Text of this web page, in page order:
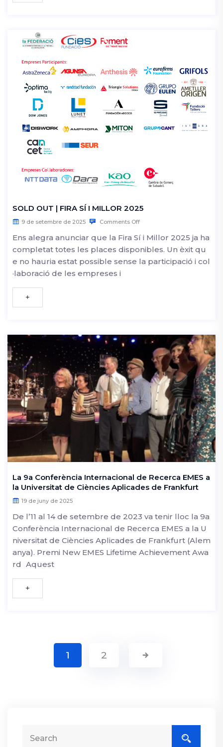
SOLD OUT | FIRA SÍ I MILLOR 2025
9 de setembre de 2025 Comments Off
Ens alegra anunciar que la Fira Sí i Millor 2025 ja ha
completat totes les places disponibles. Un èxit qu
e no hauria estat possible sense la participació i col
·laboració de les empreses i
+
La 9a Conferència Internacional de Recerca EMES a
la Universitat de Ciències Aplicades de Frankfurt
19 de juny de 2025
De l’11 al 14 de setembre de 2023 va tenir lloc la 9a
Conferència Internacional de Recerca EMES a la U
niversitat de Ciències Aplicades de Frankfurt (Alem
anya). Premi New EMES Lifetime Achievement Awa
rd Aquest
+
1 2